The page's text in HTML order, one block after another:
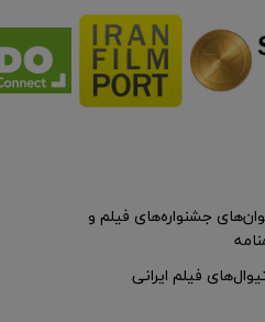
جشنواره‌های فیلم و
فیلم ایرانی